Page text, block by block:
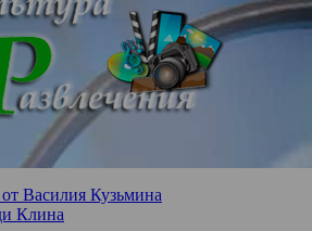
Василия Кузьмина
Клина